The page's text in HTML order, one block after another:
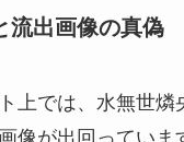
流出画像の真偽
上では、水無世燐